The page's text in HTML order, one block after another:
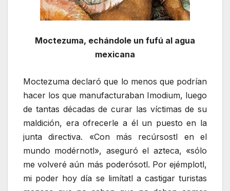
Moctezuma, echándole un fufú al agua
mexicana
Moctezuma declaró que lo menos que podrían
hacer los que manufacturaban Imodium, luego
de tantas décadas de curar las víctimas de su
maldición, era ofrecerle a él un puesto en la
junta directiva. «Con más recúrsostl en el
mundo modérnotl», aseguró el azteca, «sólo
me volveré aún más poderósotl. Por ejémplotl,
mi poder hoy día se limítatl a castigar turistas